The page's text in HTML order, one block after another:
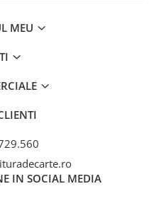
MEU
IN SOCIAL MEDIA